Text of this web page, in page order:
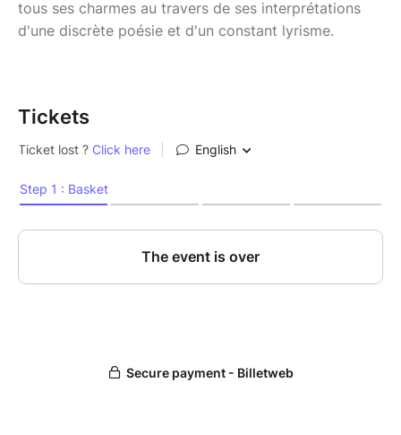
tous ses charmes au travers de ses interprétations
d'une discrète poésie et d'un constant lyrisme.
Tickets